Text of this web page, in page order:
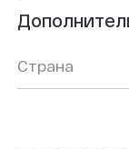
Страна